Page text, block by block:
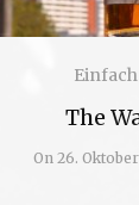
The
On 26.